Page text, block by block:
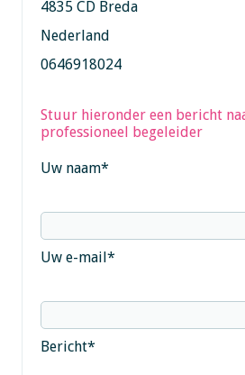
4835 CD Breda
Nederland
0646918024
Stuur hieronder een bericht
professioneel begeleider
Uw naam*
Uw e-mail*
Bericht*